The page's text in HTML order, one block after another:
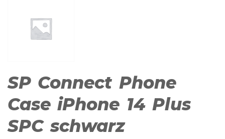
SP Connect Phone
Case iPhone 14 Plus
SPC schwarz